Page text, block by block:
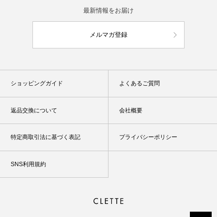
最新情報をお届け
メルマガ登録
ショッピングガイド よくあるご質問
返品交換について 会社概要
特定商取引法に基づく表記 プライバシーポリシー
SNS利用規約